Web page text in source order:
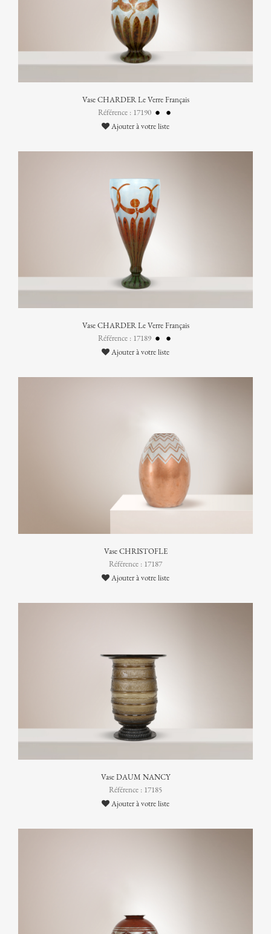
Vase CHARDER Le Verre Français
Référence : 17190
Ajouter à votre liste
Vase CHARDER Le Verre Français
Référence : 17189
Ajouter à votre liste
Vase CHRISTOFLE
Référence : 17187
Ajouter à votre liste
Vase DAUM NANCY
Référence : 17185
Ajouter à votre liste